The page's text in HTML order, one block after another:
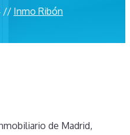
// Inmo Ribón
de Madrid,